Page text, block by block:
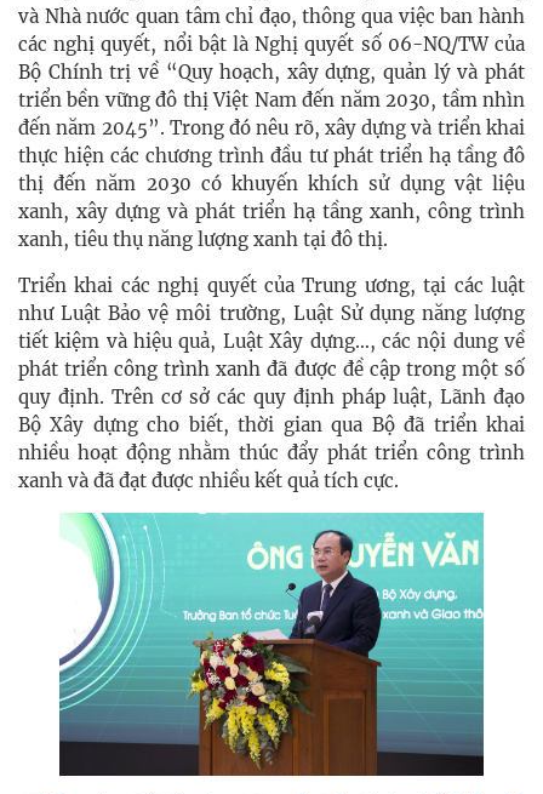
và Nhà nước quan tâm chỉ đạo, thông qua việc ban hành
các nghị quyết, nổi bật là Nghị quyết số 06-NQ/TW của
Bộ Chính trị về “Quy hoạch, xây dựng, quản lý và phát
triển bền vững đô thị Việt Nam đến năm 2030, tầm nhìn
đến năm 2045”. Trong đó nêu rõ, xây dựng và triển khai
thực hiện các chương trình đầu tư phát triển hạ tầng đô
thị đến năm 2030 có khuyến khích sử dụng vật liệu
xanh, xây dựng và phát triển hạ tầng xanh, công trình
xanh, tiêu thụ năng lượng xanh tại đô thị.
Triển khai các nghị quyết của Trung ương, tại các luật
như Luật Bảo vệ môi trường, Luật Sử dụng năng lượng
tiết kiệm và hiệu quả, Luật Xây dựng…, các nội dung về
phát triển công trình xanh đã được đề cập trong một số
quy định. Trên cơ sở các quy định pháp luật, Lãnh đạo
Bộ Xây dựng cho biết, thời gian qua Bộ đã triển khai
nhiều hoạt động nhằm thúc đẩy phát triển công trình
xanh và đã đạt được nhiều kết quả tích cực.